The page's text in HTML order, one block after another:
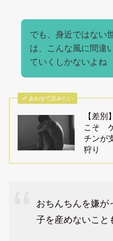
でも、身近ではない
は、こんな風に間違
ていくしかないよね
あわせて読みたい
【差
こそ
チンが
狩り
おちんちんを嫌が
子を産めないこと